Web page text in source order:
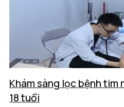
Khám sàng lọc bệnh
18 tuổi